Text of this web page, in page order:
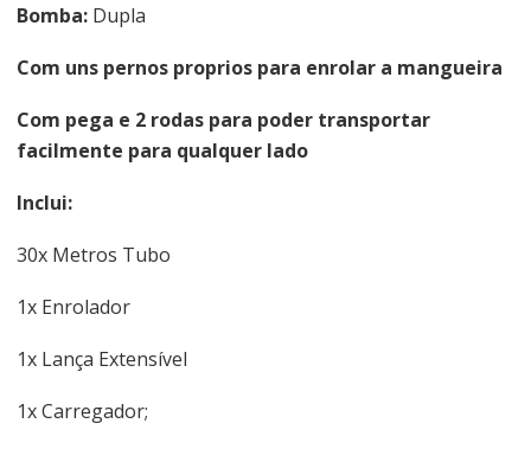
Bomba:Dupla
Com uns pernos proprios para enrolar a mangueira
Com pega e 2 rodas para poder transportar
facilmente para qualquer lado
Inclui:
30x Metros Tubo
1x Enrolador
1x Lança Extensível
1x Carregador;